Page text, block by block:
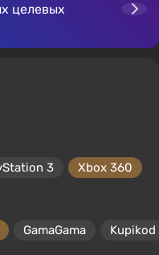
целевых
3 Xbox 360
GamaGama Kupikod